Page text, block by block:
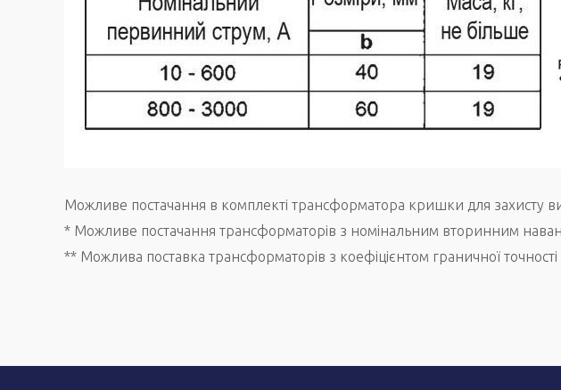
Можливе постачання в комплекті трансформатора кришки для захисту
* Можливе постачання трансформаторів з номінальним вторинним
** Можлива поставка трансформаторів з коефіцієнтом граничної